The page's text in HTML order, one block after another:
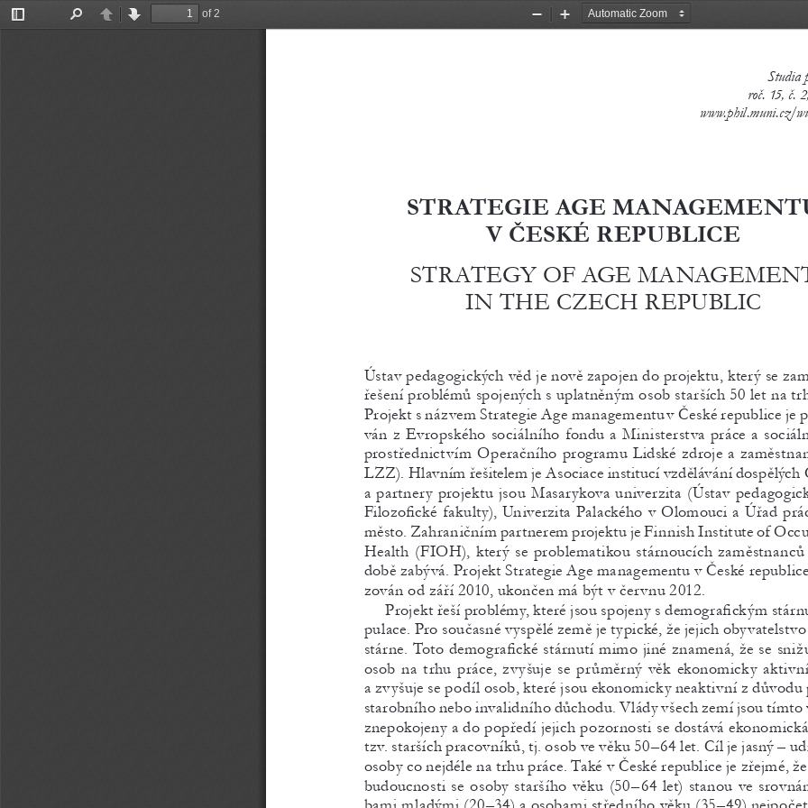
Toggle
PreviousNext
of 2
Zoom
Zoom
Studia
roč. 15, č.
www.phil.muni.cz/
StrateGie  aGe mana
v če Ské  re PuBlice
sTrATEGY oF AGE MAnAGEME
In THE CZECH rEPUB   lIC
Ústav pedagogických věd je nově zapojen do projektu, který se
řešení problémů spojených s uplatněným osob starších 50 let na
Projekt s názvem strategie Age managementuv  české republice je
ván z Evropského sociálního fondu a Ministerstva práce a
prostřednictvím operačního programu lidské zdroje a
lZZ). Hlavním řešitelem je Asociace institucí vzdělávání dospělých
a partnery projektu jsou Masarykova univerzita (Ústav
Filozofické fakulty), Univerzita Palackého v olomouci a Úřad
město. Zahraničním partnerem projektu je Finnish Institute of
Health (FIoH), který se problematikou stárnoucích
době zabývá. Projekt strategie Age managementu v české
zován od září 2010, ukončen má být v červnu 2012.
Projekt řeší problémy, které jsou spojeny s demografickým
pulace. Pro současné vyspělé země je typické, že jejich
stárne. Toto demografické stárnutí mimo jiné znamená, že se
osob na trhu práce, zvyšuje se průměrný věk ekonomicky
a zvyšuje se podíl osob, které jsou ekonomicky neaktivní z
starobního nebo invalidního důchodu. Vlády všech zemí jsou tímto
znepokojeny a do popředí jejich pozornosti se dostává
tzv. starších pracovníků, tj. osob ve věku 50–64 let. Cíl je jasný –
osoby co nejdéle na trhu práce. Také v české republice je zřejmé,
budoucnosti se osoby staršího věku (50–64 let) stanou ve
bami mladými (20–34) a osobami středního věku (35–49)